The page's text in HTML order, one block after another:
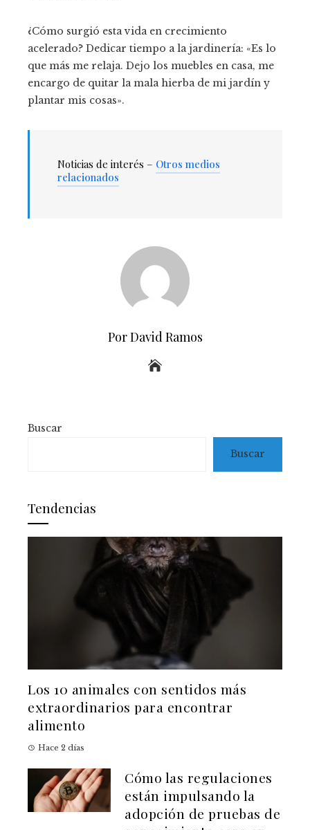
¿Cómo surgió esta vida en crecimiento
acelerado? Dedicar tiempo a la jardinería: «Es lo
que más me relaja. Dejo los muebles en casa, me
encargo de quitar la mala hierba de mi jardín y
plantar mis cosas».
Noticias de interés – Otros medios
relacionados
Por David Ramos
Buscar
Buscar
Tendencias
Los 10 animales con sentidos más
extraordinarios para encontrar
alimento
Hace 2 días
Cómo las regulaciones
están impulsando la
adopción de pruebas de